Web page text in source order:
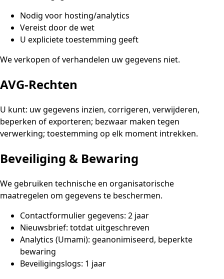
Nodig voor hosting/analytics
Vereist door de wet
U expliciete toestemming geeft
We verkopen of verhandelen uw gegevens niet.
AVG-Rechten
U kunt: uw gegevens inzien, corrigeren, verwijderen,
beperken of exporteren; bezwaar maken tegen
verwerking; toestemming op elk moment intrekken.
Beveiliging & Bewaring
We gebruiken technische en organisatorische
maatregelen om gegevens te beschermen.
Contactformulier gegevens: 2 jaar
Nieuwsbrief: totdat uitgeschreven
Analytics (Umami): geanonimiseerd, beperkte
bewaring
Beveiligingslogs: 1 jaar